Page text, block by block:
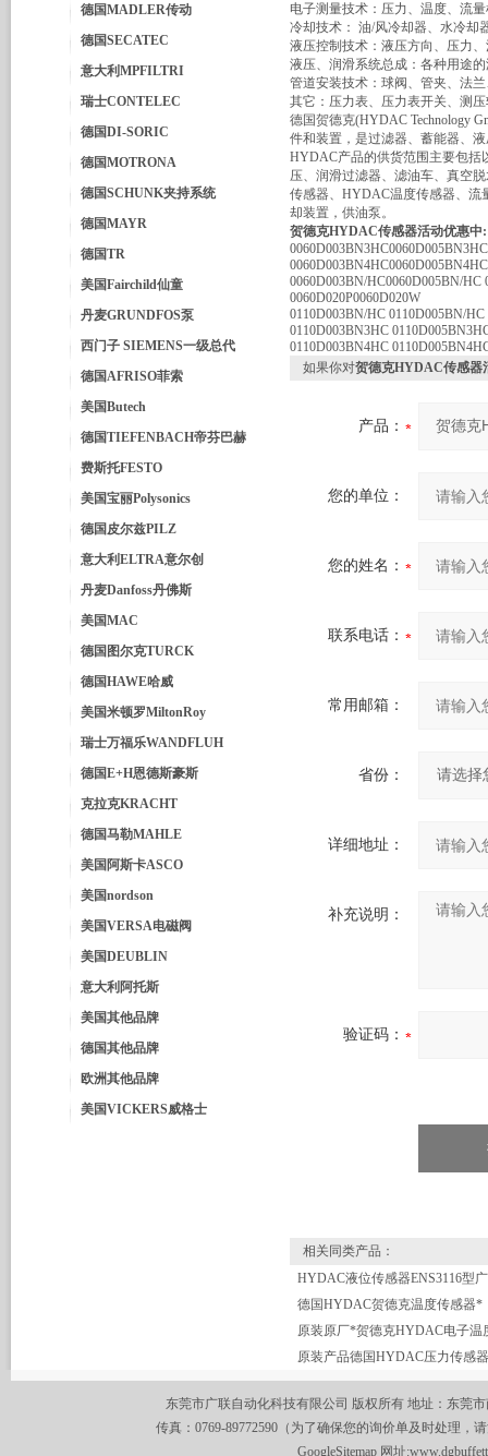
德国MADLER传动
德国SECATEC
意大利MPFILTRI
瑞士CONTELEC
德国DI-SORIC
德国MOTRONA
德国SCHUNK夹持系统
德国MAYR
德国TR
美国Fairchild仙童
丹麦GRUNDFOS泵
西门子 SIEMENS一级总代
德国AFRISO菲索
美国Butech
德国TIEFENBACH帝芬巴赫
费斯托FESTO
美国宝丽Polysonics
德国皮尔兹PILZ
意大利ELTRA意尔创
丹麦Danfoss丹佛斯
美国MAC
德国图尔克TURCK
德国HAWE哈威
美国米顿罗MiltonRoy
瑞士万福乐WANDFLUH
德国E+H恩德斯豪斯
克拉克KRACHT
德国马勒MAHLE
美国阿斯卡ASCO
美国nordson
美国VERSA电磁阀
美国DEUBLIN
意大利阿托斯
美国其他品牌
德国其他品牌
欧洲其他品牌
美国VICKERS威格士
电子测量技术：压力、温度、流
冷却技术： 油/风冷却器、水冷却
液压控制技术：液压方向、压力
液压、润滑系统总成：各种用途
管道安装技术：球阀、管夹、法
其它：压力表、压力表开关、测
德国贺德克(HYDAC Technology
件和装置，是过滤器、蓄能器、
HYDAC产品的供货范围主要包括
压、润滑过滤器、滤油车、真空
传感器、HYDAC温度传感器、流
却装置，供油泵。
贺德克HYDAC传感器活动优惠中:
0060D003BN/HC0060D005BN/
0060D020P0060D020W
0110D003BN/HC 0110D005BN/
0110D003BN3HC
0110D003BN4HC
如果你对贺德克HYDAC传感器
产品：
您的单位：
您的姓名：
联系电话：
常用邮箱：
省份：
详细地址：
补充说明：
验证码：
相关同类产品：
德国HYDAC贺德克温度传感器*
原装原厂*贺德克HYDAC电子温
东莞市广联自动化科技有限公司 版权所有 地址：东莞
传真：0769-89772590（为了确保您的询价单及时处理，
GoogleSitemap 网址: